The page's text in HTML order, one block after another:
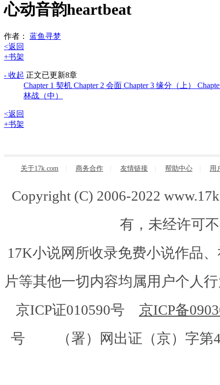
心动音韵heartbeat
作者： 蓝鱼寻梦
<返回
+书架
- 收起 正文已更新8章
Chapter 1 契机 Chapter 2 会面 Chapter 3 缘分（上）
林战（中）
<返回
+书架
关于17k.com 商务合作 友情链接 帮助中心 用
Copyright (C) 2006-2022
有，未经许可
17K小说网所收录免费小说作品
片等其他一切内容均属用户个人
京ICP证010590号 京ICP备
号 （署）网出证（京）字